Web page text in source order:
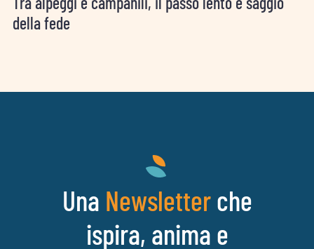
della fede
Una Newsletterche
ispira, anima e